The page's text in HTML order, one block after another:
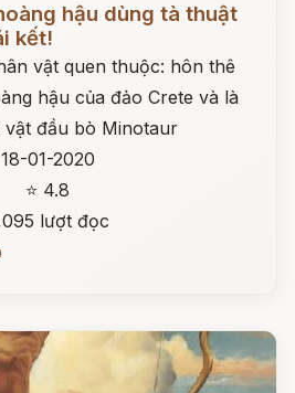
hậu dùng tà thuật
kết!
vật quen thuộc: hôn thê
hậu của đảo Crete và là
vật đầu bò Minotaur
18-01-2020
⭐ 4.8
lượt đọc